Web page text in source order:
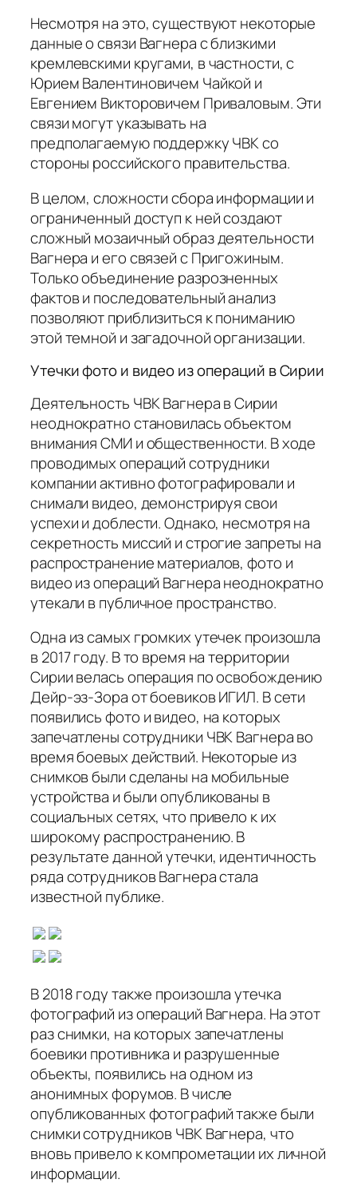
Несмотря на это, существуют некоторые
данные о связи Вагнера с близкими
кремлевскими кругами, в частности, с
Юрием Валентиновичем Чайкой и
Евгением Викторовичем Приваловым. Эти
связи могут указывать на
предполагаемую поддержку ЧВК со
стороны российского правительства.
В целом, сложности сбора информации и
ограниченный доступ к ней создают
сложный мозаичный образ деятельности
Вагнера и его связей с Пригожиным.
Только объединение разрозненных
фактов и последовательный анализ
позволяют приблизиться к пониманию
этой темной и загадочной организации.
Утечки фото и видео из операций в Сирии
Деятельность ЧВК Вагнера в Сирии
неоднократно становилась объектом
внимания СМИ и общественности. В ходе
проводимых операций сотрудники
компании активно фотографировали и
снимали видео, демонстрируя свои
успехи и доблести. Однако, несмотря на
секретность миссий и строгие запреты на
распространение материалов, фото и
видео из операций Вагнера неоднократно
утекали в публичное пространство.
Одна из самых громких утечек произошла
в 2017 году. В то время на территории
Сирии велась операция по освобождению
Дейр-эз-Зора от боевиков ИГИЛ. В сети
появились фото и видео, на которых
запечатлены сотрудники ЧВК Вагнера во
время боевых действий. Некоторые из
снимков были сделаны на мобильные
устройства и были опубликованы в
социальных сетях, что привело к их
широкому распространению. В
результате данной утечки, идентичность
ряда сотрудников Вагнера стала
известной публике.
В 2018 году также произошла утечка
фотографий из операций Вагнера. На этот
раз снимки, на которых запечатлены
боевики противника и разрушенные
объекты, появились на одном из
анонимных форумов. В числе
опубликованных фотографий также были
снимки сотрудников ЧВК Вагнера, что
вновь привело к компрометации их личной
информации.